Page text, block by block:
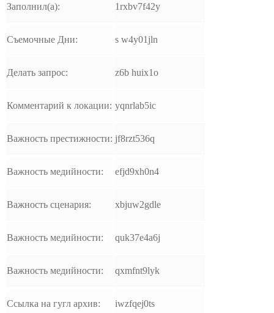
Заполнил(а): 1rxbv7f42y
Съемочные Дни: s w4y01jln
Делать запрос: z6b huix1o
Комментарий к локации: yqnrlab5ic
Важность престижности: jf8rzt536q
Важность медийности: efjd9xh0n4
Важность сценария: xbjuw2gdle
Важность медийности: quk37e4a6j
Важность медийности: qxmfnt9lyk
Ссылка на гугл архив: iwzfqej0ts